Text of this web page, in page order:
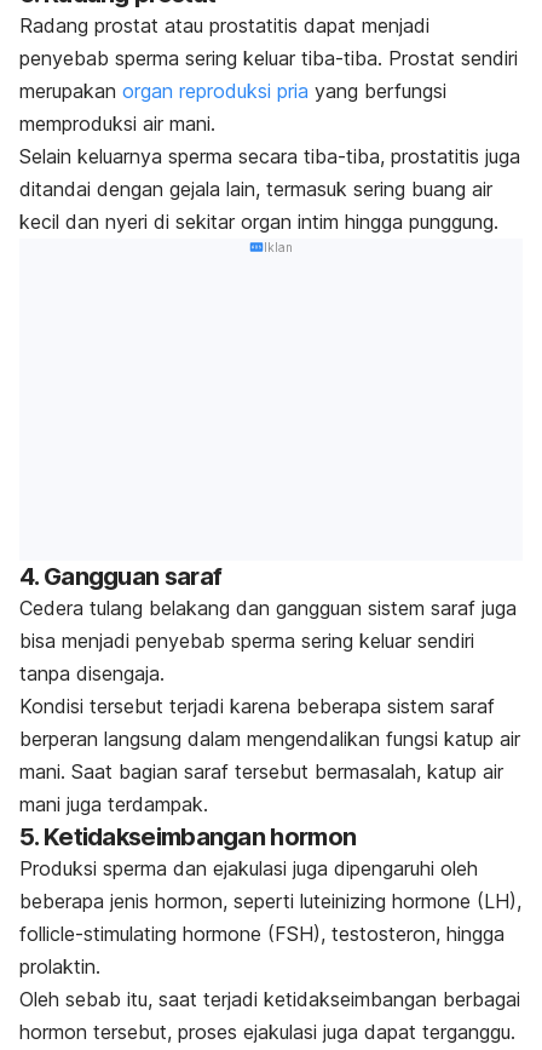
Radang prostat atau prostatitis dapat menjadi
penyebab sperma sering keluar tiba-tiba. Prostat sendiri
merupakan organ reproduksi pria yang berfungsi
memproduksi air mani.
Selain keluarnya sperma secara tiba-tiba, prostatitis juga
ditandai dengan gejala lain, termasuk sering buang air
kecil dan nyeri di sekitar organ intim hingga punggung.
Iklan
4. Gangguan saraf
Cedera tulang belakang dan gangguan sistem saraf juga
bisa menjadi penyebab sperma sering keluar sendiri
tanpa disengaja.
Kondisi tersebut terjadi karena beberapa sistem saraf
berperan langsung dalam mengendalikan fungsi katup air
mani. Saat bagian saraf tersebut bermasalah, katup air
mani juga terdampak.
5. Ketidakseimbangan hormon
Produksi sperma dan ejakulasi juga dipengaruhi oleh
beberapa jenis hormon, seperti luteinizing hormone (LH),
follicle-stimulating hormone (FSH), testosteron, hingga
prolaktin.
Oleh sebab itu, saat terjadi ketidakseimbangan berbagai
hormon tersebut, proses ejakulasi juga dapat terganggu.